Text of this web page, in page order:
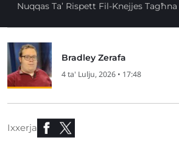
Nuqqas Ta’ Rispett Fil-Knejjes Tagħna
Bradley Zerafa
4 ta' Lulju, 2026 • 17:48
Ixxerja